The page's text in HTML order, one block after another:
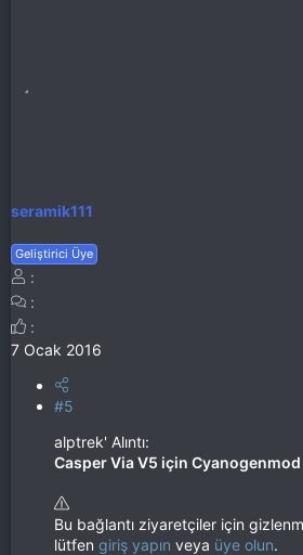
seramik111
Geliştirici Üye
7 Ocak 2016
#5
alptrek' Alıntı:
Casper Via V5 için
Bu bağlantı ziyaretçiler için
lütfen giriş yapın veya üye olun.